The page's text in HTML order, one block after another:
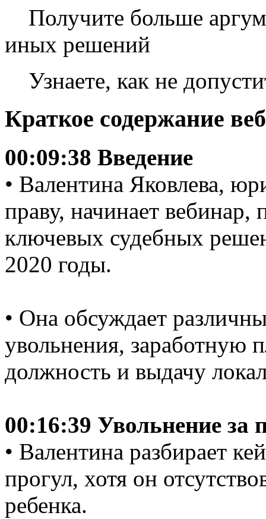
Получите больше
иных решений
Узнаете, как не
Краткое содержание
00:09:38 Введение
• Валентина Яковлева,
праву, начинает
ключевых судебных
2020 годы.
• Она обсуждает
увольнения, заработную
должность и выдачу
00:16:39 Увольнение за
• Валентина разбирает
прогул, хотя он
ребенка.